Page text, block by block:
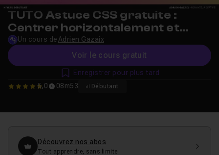
TUTO Astuce CSS gratuite :
Centrer horizontalement et
verticalement avec les Flexbox
Un cours de Adrien Gazaix
Voir le cours gratuit
5 5,0 08m53 Débutant
Enregistrer pour plus tard
Découvrez nos abos
Tout apprendre, sans limite